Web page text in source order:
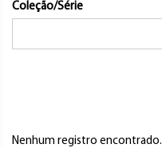
Coleção/Série
Nenhum registro encontrado.